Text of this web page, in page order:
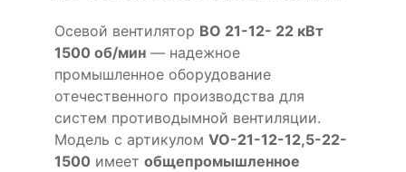
Осевой вентилятор ВО 21-12- 22 кВт
1500 об/мин — надежное
промышленное оборудование
отечественного производства для
систем противодымной вентиляции.
Модель с артикулом VO-21-12-12,5-22-
1500 имеет общепромышленное